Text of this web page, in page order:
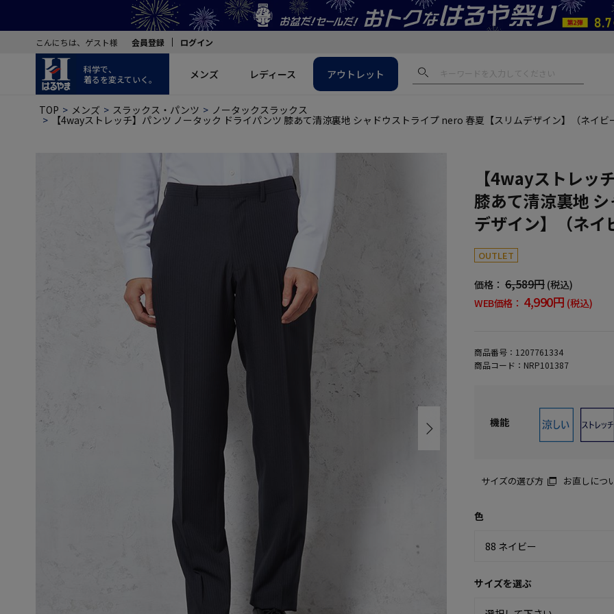
こんにちは、ゲスト様 会員登録 ログイン
科学で、
着るを変えていく。
メンズ レディース アウトレット
TOP メンズ スラックス・パンツ ノータックスラックス
【4wayストレッチ】パンツ ノータック ドライパンツ 膝あて清涼裏地 シャドウストライプ nero 春夏【スリムデザイン】（ネイビ
【4wayストレッ
膝あて清涼裏地
デザイン】（ネイ
OUTLET
価格： 6,589円 (税込)
WEB価格： 4,990円 (税込)
商品番号： 1207761334
商品コード： NRP101387
機能
サイズの選び方 お直しにつ
色
サイズを選ぶ